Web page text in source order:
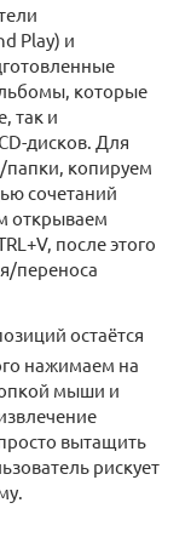
Play) и
которые
так и
дисков. Для
папки, копируем
сочетаний
открываем
после этого
переноса
остаётся
нажимаем на
мыши и
вытащить
рискует